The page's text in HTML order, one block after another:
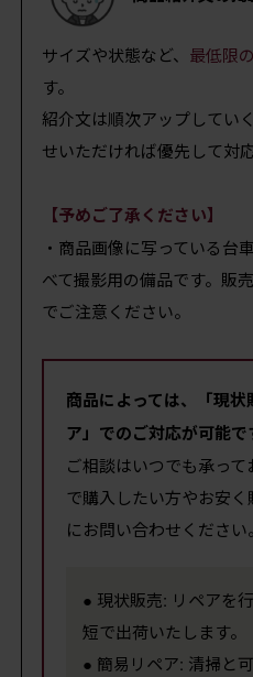
サイズや状態など、 最低限
す。
紹介文は順次アップしてい
せいただければ優先して対
【予めご了承ください】
・商品画像に写っている台
べて撮影用の備品です。販
でご注意ください。
商品によっては、「現
ア」でのご対応が可能で
ご相談はいつでも承っ
で購入したい方やお安
にお問い合わせください。
● 現状販売: リペアを
短で出荷いたします。
● 簡易リペア: 清掃と